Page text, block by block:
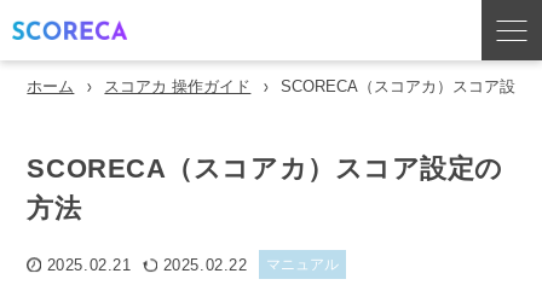
ホーム スコアカ 操作ガイド SCORECA（スコアカ）スコア設定
SCORECA（スコアカ）スコア設定の
方法
2025.02.21 2025.02.22 マニュアル